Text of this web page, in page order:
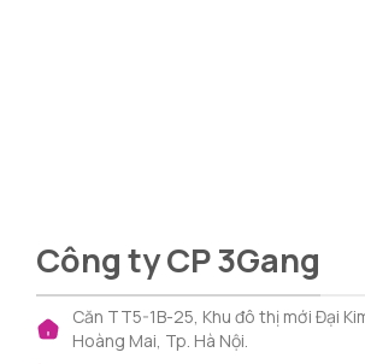
Công ty CP 3Gang
Căn TT5-1B-25, Khu đô thị mới Đại
Hoàng Mai, Tp. Hà Nội.